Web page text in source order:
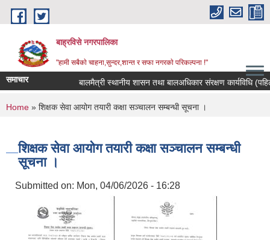
Skip to main content
बाह्रविसे नगरपालिका
"हामी सबैकाे चाहना,सुन्दर,शान्त र सफा नगरकाे परिकल्पना !"
समाचार बालमैत्री स्थानीय शासन तथा बालअधिकार संरक्षण कार्यविधि
You are here
Home » शिक्षक सेवा आयोग तयारी कक्षा सञ्चालन सम्बन्धी सूचना ।
शिक्षक सेवा आयोग तयारी कक्षा सञ्चालन सम्बन्धी
सूचना ।
Submitted on: Mon, 04/06/2026 - 16:28